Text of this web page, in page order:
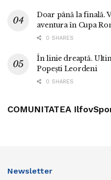
Doar până la finală.
aventura în Cupa
0 SHARES
În linie dreaptă.
Popești Leordeni
0 SHARES
COMUNITATEA
Newsletter